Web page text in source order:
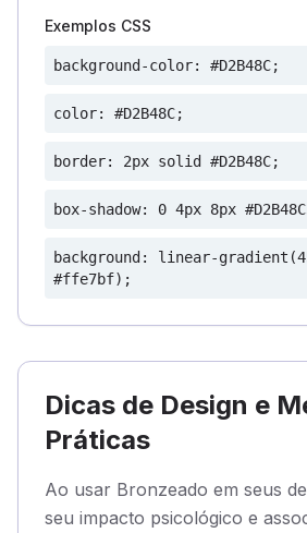
Exemplos CSS
background-color: #D2B48C;
color: #D2B48C;
border: 2px solid #D2B48C;
box-shadow: 0 4px 8px
background: linear-
#ffe7bf);
Dicas de Design e
Práticas
Ao usar Bronzeado em seus
seu impacto psicológico e